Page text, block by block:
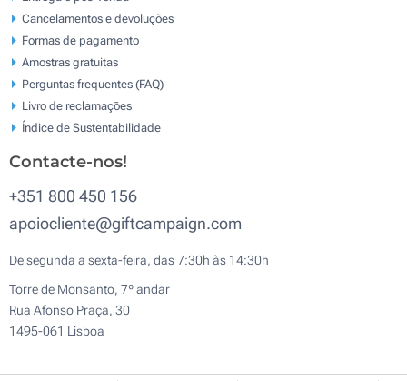
Cancelamentos e devoluções
Formas de pagamento
Amostras gratuitas
Perguntas frequentes (FAQ)
Livro de reclamaçōes
Índice de Sustentabilidade
Contacte-nos!
+351 800 450 156
apoiocliente@giftcampaign.com
De segunda a sexta-feira, das 7:30h às 14:30h
Torre de Monsanto, 7º andar
Rua Afonso Praça, 30
1495-061 Lisboa